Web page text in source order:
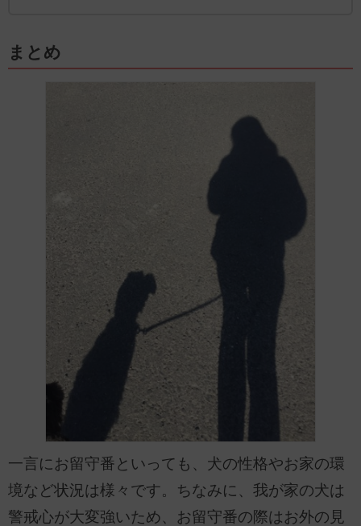
まとめ
一言にお留守番といっても、犬の性格やお家の環
境など状況は様々です。ちなみに、我が家の犬は
警戒心が大変強いため、お留守番の際はお外の見